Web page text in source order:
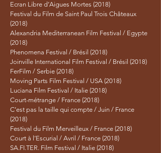
Ecran Libre d’Aigues Mortes (2018)
Festival du Film de Saint Paul Trois Châteaux
(2018)
Alexandria Mediterranean Film Festival / Egypte
(2018)
Phenomena Festival / Brésil (2018)
Joinville International Film Festival / Brésil (2018)
FerFilm / Serbie (2018)
Moving Parts Film Festival / USA (2018)
Luciana Film Festival / Italie (2018)
Court-métrange / France (2018)
C’est pas la taille qui compte / Juin / France
(2018)
Festival du Film Merveilleux / France (2018)
Court à l’Escurial / Avril / France (2018)
SA.FI.TER. Film Festival / Italie (2018)